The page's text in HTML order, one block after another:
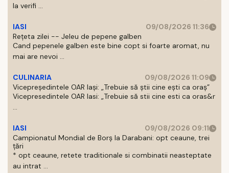
la verifi ...
IASI
09/08/2026 11:36
Rețeta zilei -- Jeleu de pepene galben
Cand pepenele galben este bine copt si foarte aromat, nu
mai are nevoi ...
CULINARIA
09/08/2026 11:09
Vicepreședintele OAR Iași: „Trebuie să știi cine ești ca oraș”
Vicepresedintele OAR Iasi: „Trebuie să stii cine esti ca oras&r
...
IASI
09/08/2026 09:11
Campionatul Mondial de Borș la Darabani: opt ceaune, trei
țări
* opt ceaune, retete traditionale si combinatii neasteptate
au intrat ...